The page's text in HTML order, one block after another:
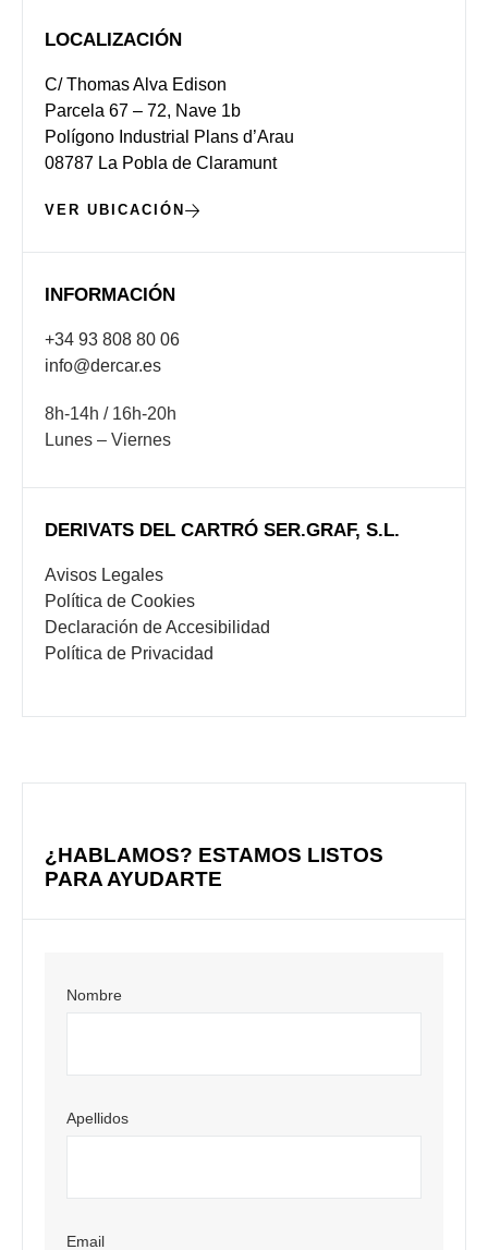
LOCALIZACIÓN
C/ Thomas Alva Edison
Parcela 67 – 72, Nave 1b
Polígono Industrial Plans d’Arau
08787 La Pobla de Claramunt
VER UBICACIÓN
INFORMACIÓN
+34 93 808 80 06
info@dercar.es
8h-14h / 16h-20h
Lunes – Viernes
DERIVATS DEL CARTRÓ SER.GRAF, S.L.
Avisos Legales
Política de Cookies
Declaración de Accesibilidad
Política de Privacidad
¿HABLAMOS? ESTAMOS LISTOS
PARA AYUDARTE
Nombre
Apellidos
Email